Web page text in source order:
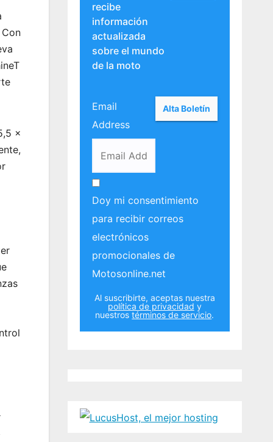
x
recibe
información
actualizada
sobre el mundo
de la moto
Email
Address
Doy mi consentimiento
para recibir correos
electrónicos
promocionales de
Motosonline.net
Al suscribirte, aceptas nuestra
política de privacidad y
nuestrostérminos de servicio.